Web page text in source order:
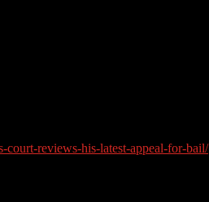
court-reviews-his-latest-appeal-for-bail/